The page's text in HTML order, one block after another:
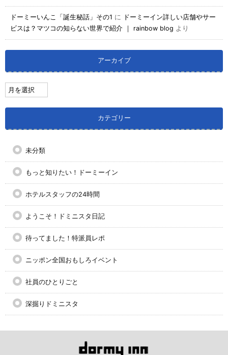
ドーミーいんこ「誕生秘話」その1 に ドーミーイン詳しい店舗やサー
ビスは？マツコの知らない世界で紹介 ｜ rainbow blog より
アーカイブ
カテゴリー
未分類
もっと知りたい！ドーミーイン
ホテルスタッフの24時間
ようこそ！ドミニスタ日記
待ってました！特派員レポ
ニッポン全国おもしろイベント
社員のひとりごと
深掘りドミニスタ